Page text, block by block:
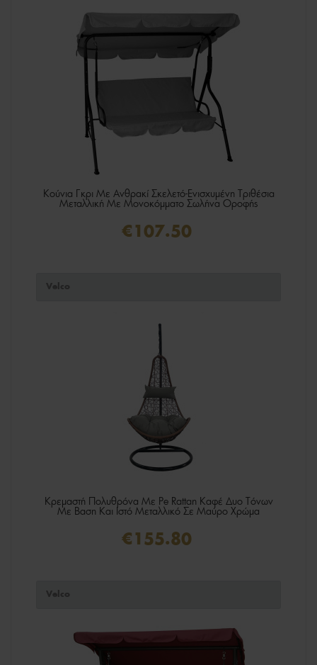
Κούνια Γκρι Με Ανθρακί Σκελετό-Ενισχυμένη Τριθέσια
Μεταλλική Με Μονοκόμματο Σωλήνα Οροφής
€107.50
Velco
Κρεμαστή Πολυθρόνα Με Ρe Rattan Καφέ Δυο Τόνων
Mε Βαση Και Ιστό Μεταλλικό Σε Μαύρο Χρώμα
€155.80
Velco